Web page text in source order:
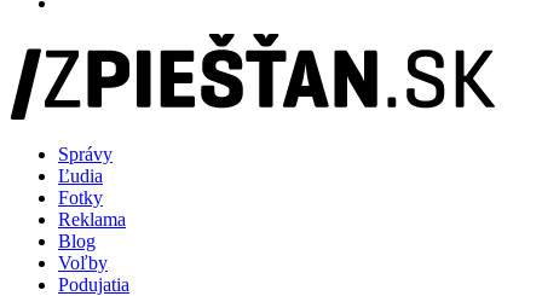
Správy
Ľudia
Fotky
Reklama
Blog
Voľby
Podujatia